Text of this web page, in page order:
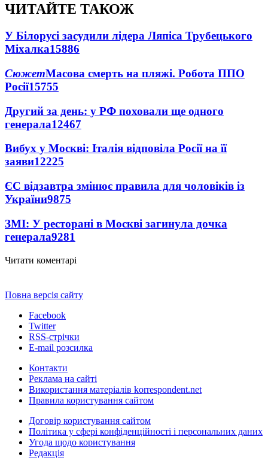
ЧИТАЙТЕ ТАКОЖ
У Білорусі засудили лідера Ляпіса Трубецького
Міхалка15886
СюжетМасова смерть на пляжі. Робота ППО
Росії15755
Другий за день: у РФ поховали ще одного
генерала12467
Вибух у Москві: Італія відповіла Росії на її
заяви12225
ЄС відзавтра змінює правила для чоловіків із
України9875
ЗМІ: У ресторані в Москві загинула дочка
генерала9281
Читати коментарі
Повна версія сайту
Facebook
Twitter
RSS-стрічки
E-mail розсилка
Контакти
Реклама на сайті
Використання матеріалів korrespondent.net
Правила користування сайтом
Договір користування сайтом
Політика у сфері конфіденційності і персональних даних
Угода щодо користування
Редакція